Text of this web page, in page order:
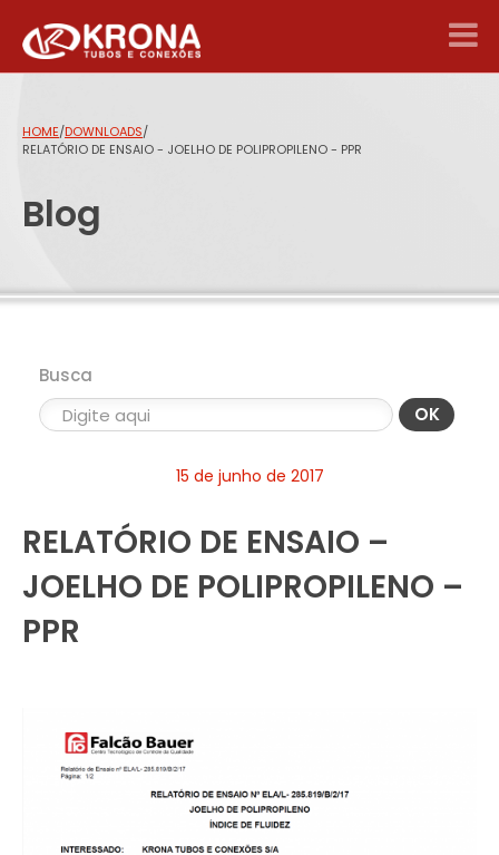
HOME/DOWNLOADS/
RELATÓRIO DE ENSAIO - JOELHO DE POLIPROPILENO - PPR
Blog
Busca
OK
15 de junho de 2017
RELATÓRIO DE ENSAIO –
JOELHO DE POLIPROPILENO –
PPR